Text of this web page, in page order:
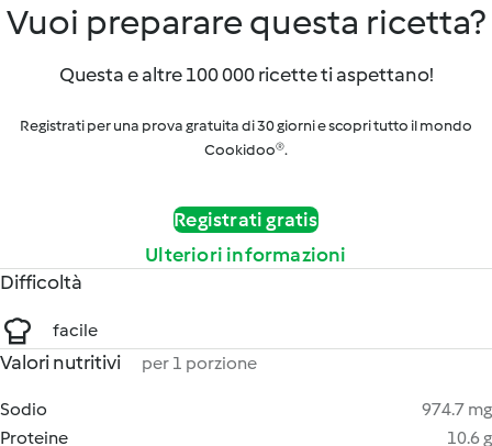
Vuoi preparare questa ricetta?
Questa e altre 100 000 ricette ti aspettano!
Registrati per una prova gratuita di 30 giorni e scopri tutto il mondo
Cookidoo®.
Registrati gratis
Ulteriori informazioni
Difficoltà
facile
Valori nutritivi per 1 porzione
Sodio
974.7 mg
Proteine
10.6 g